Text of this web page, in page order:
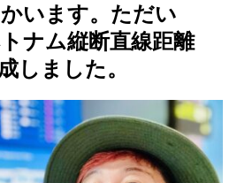
います。ただい
ナム縦断直線距離
しました。